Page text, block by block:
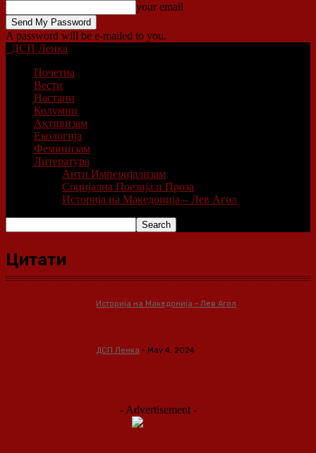
your email
A password will be e-mailed to you.
ДСП Ленка
Почетна
Вести
Настани
Колумни
Активизам
Екологија
Феминизам
Литература
Анти Империјализам
Социјална Поезија и Проза
Историја на Македонија – Лев Агол
Цитати
Историја на Македонија - Лев Агол
ДСП Ленка - May 4, 2024
- Advertisement -